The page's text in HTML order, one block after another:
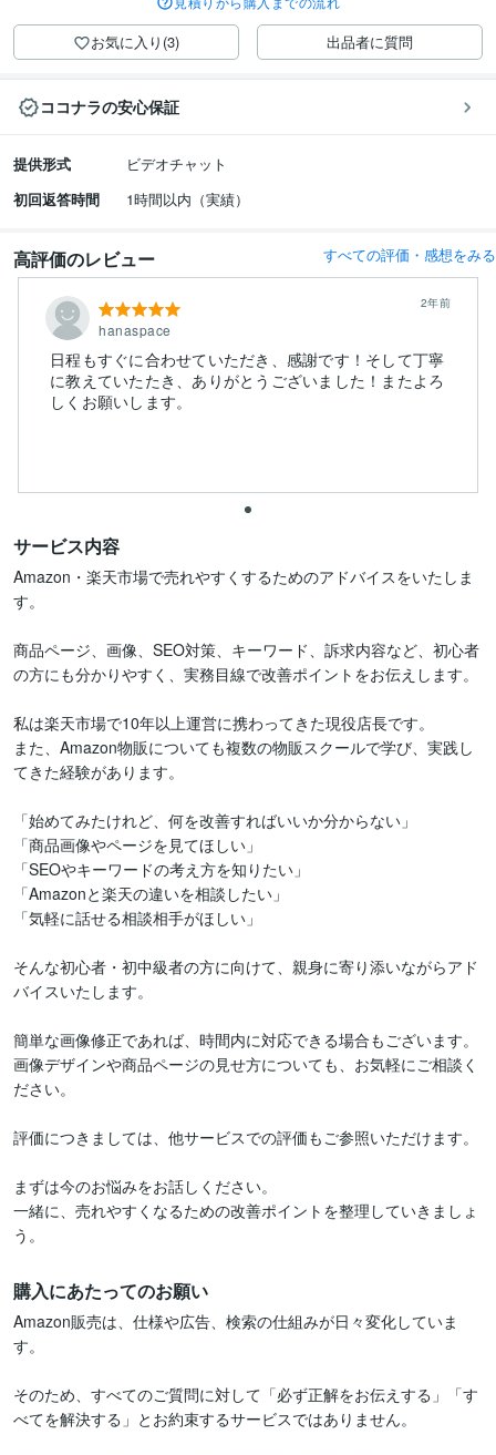
お気に入り(3) 出品者に質問
ココナラの安心保証
提供形式
ビデオチャット
初回返答時間
1時間以内（実績）
高評価のレビュー すべての評価・感想をみる
hanaspace
2年前
日程もすぐに合わせていただき、感謝です！そして丁寧
に教えていたたき、ありがとうございました！またよろ
しくお願いします。
サービス内容
Amazon・楽天市場で売れやすくするためのアドバイスをいたしま
す。
商品ページ、画像、SEO対策、キーワード、訴求内容など、初心者
の方にも分かりやすく、実務目線で改善ポイントをお伝えします。
私は楽天市場で10年以上運営に携わってきた現役店長です。
また、Amazon物販についても複数の物販スクールで学び、実践し
てきた経験があります。
「始めてみたけれど、何を改善すればいいか分からない」
「商品画像やページを見てほしい」
「SEOやキーワードの考え方を知りたい」
「Amazonと楽天の違いを相談したい」
「気軽に話せる相談相手がほしい」
そんな初心者・初中級者の方に向けて、親身に寄り添いながらアド
バイスいたします。
簡単な画像修正であれば、時間内に対応できる場合もございます。
画像デザインや商品ページの見せ方についても、お気軽にご相談く
ださい。
評価につきましては、他サービスでの評価もご参照いただけます。
まずは今のお悩みをお話しください。
一緒に、売れやすくなるための改善ポイントを整理していきましょ
う。
購入にあたってのお願い
Amazon販売は、仕様や広告、検索の仕組みが日々変化していま
す。
そのため、すべてのご質問に対して「必ず正解をお伝えする」「す
べてを解決する」とお約束するサービスではありません。